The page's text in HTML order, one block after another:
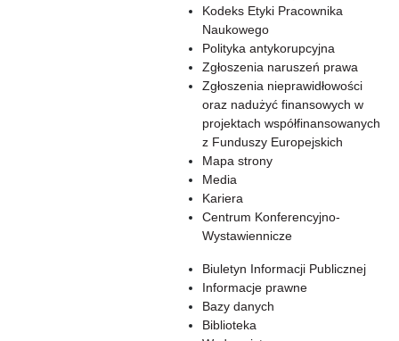
Kodeks Etyki Pracownika
Naukowego
Polityka antykorupcyjna
Zgłoszenia naruszeń prawa
Zgłoszenia nieprawidłowości
oraz nadużyć finansowych w
projektach współfinansowanych
z Funduszy Europejskich
Mapa strony
Media
Kariera
Centrum Konferencyjno-
Wystawiennicze
Biuletyn Informacji Publicznej
Informacje prawne
Bazy danych
Biblioteka